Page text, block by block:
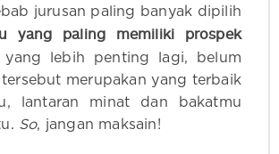
jurusan paling banyak dipilih
yang paling memiliki prospek
yang lebih penting lagi, belum
merupakan yang terbaik
lantaran minat dan bakatmu
So, jangan maksain!